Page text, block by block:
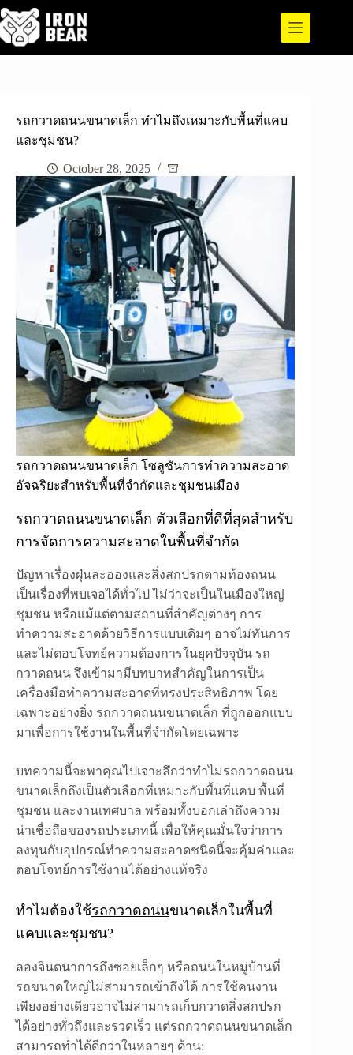
Skip
to
content
รถกวาดถนนขนาดเล็ก ทำไมถึงเหมาะกับพื้นที่แคบ
และชุมชน?
October 28, 2025
รถกวาดถนนขนาดเล็ก โซลูชันการทำความสะอาด
อัจฉริยะสำหรับพื้นที่จำกัดและชุมชนเมือง
รถกวาดถนนขนาดเล็ก ตัวเลือกที่ดีที่สุดสำหรับ
การจัดการความสะอาดในพื้นที่จำกัด
ปัญหาเรื่องฝุ่นละอองและสิ่งสกปรกตามท้องถนน
เป็นเรื่องที่พบเจอได้ทั่วไป ไม่ว่าจะเป็นในเมืองใหญ่
ชุมชน หรือแม้แต่ตามสถานที่สำคัญต่างๆ การ
ทำความสะอาดด้วยวิธีการแบบเดิมๆ อาจไม่ทันการ
และไม่ตอบโจทย์ความต้องการในยุคปัจจุบัน รถ
กวาดถนน จึงเข้ามามีบทบาทสำคัญในการเป็น
เครื่องมือทำความสะอาดที่ทรงประสิทธิภาพ โดย
เฉพาะอย่างยิ่ง รถกวาดถนนขนาดเล็ก ที่ถูกออกแบบ
มาเพื่อการใช้งานในพื้นที่จำกัดโดยเฉพาะ
บทความนี้จะพาคุณไปเจาะลึกว่าทำไมรถกวาดถนน
ขนาดเล็กถึงเป็นตัวเลือกที่เหมาะกับพื้นที่แคบ พื้นที่
ชุมชน และงานเทศบาล พร้อมทั้งบอกเล่าถึงความ
น่าเชื่อถือของรถประเภทนี้ เพื่อให้คุณมั่นใจว่าการ
ลงทุนกับอุปกรณ์ทำความสะอาดชนิดนี้จะคุ้มค่าและ
ตอบโจทย์การใช้งานได้อย่างแท้จริง
ทำไมต้องใช้รถกวาดถนนขนาดเล็กในพื้นที่
แคบและชุมชน?
ลองจินตนาการถึงซอยเล็กๆ หรือถนนในหมู่บ้านที่
รถขนาดใหญ่ไม่สามารถเข้าถึงได้ การใช้คนงาน
เพียงอย่างเดียวอาจไม่สามารถเก็บกวาดสิ่งสกปรก
ได้อย่างทั่วถึงและรวดเร็ว แต่รถกวาดถนนขนาดเล็ก
สามารถทำได้ดีกว่าในหลายๆ ด้าน: